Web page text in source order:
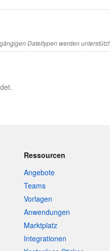
Dateitypen werden unterstützt
Ressourcen
Angebote
Teams
Vorlagen
Anwendungen
Marktplatz
Integrationen